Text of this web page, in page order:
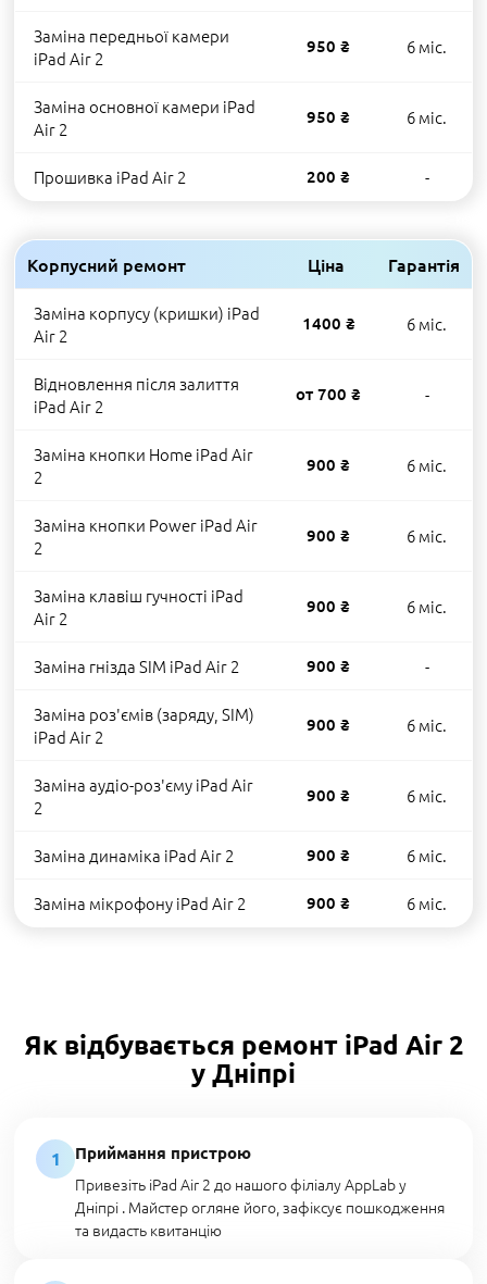
Заміна передньої камери
iPad Air 2
950 ₴ 6 міс.
Заміна основної камери iPad
Air 2
950 ₴ 6 міс.
Прошивка iPad Air 2 200 ₴ -
Корпусний ремонт Ціна Гарантія
Заміна корпусу (кришки) iPad
Air 2
1400 ₴ 6 міс.
Відновлення після залиття
iPad Air 2
от 700 ₴ -
Заміна кнопки Home iPad Air
2
900 ₴ 6 міс.
Заміна кнопки Power iPad Air
2
900 ₴ 6 міс.
Заміна клавіш гучності iPad
Air 2
900 ₴ 6 міс.
Заміна гнізда SIM iPad Air 2 900 ₴ -
Заміна роз'ємів (заряду, SIM)
iPad Air 2
900 ₴ 6 міс.
Заміна аудіо-роз'єму iPad Air
2
900 ₴ 6 міс.
Заміна динаміка iPad Air 2 900 ₴ 6 міс.
Заміна мікрофону iPad Air 2 900 ₴ 6 міс.
Як відбувається ремонт iPad Air 2
у Дніпрі
1
Приймання пристрою
Привезіть iPad Air 2 до нашого філіалу AppLab у
Дніпрі . Майстер огляне його, зафіксує пошкодження
та видасть квитанцію